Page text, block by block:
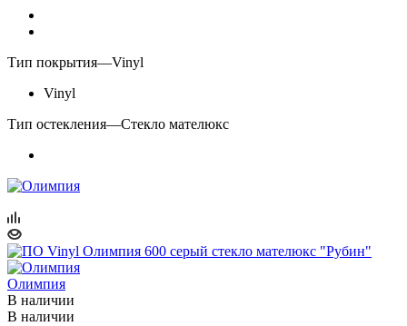
Тип покрытия—Vinyl
Vinyl
Тип остекления—Стекло мателюкс
Олимпия
В наличии
В наличии